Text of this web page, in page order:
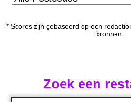
* Scores zijn gebaseerd op een
bronnen
Zoek een